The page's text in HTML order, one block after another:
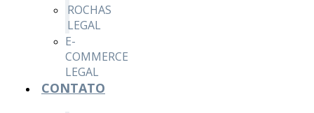
ROCHAS
LEGAL
E-
COMMERCE
LEGAL
CONTATO